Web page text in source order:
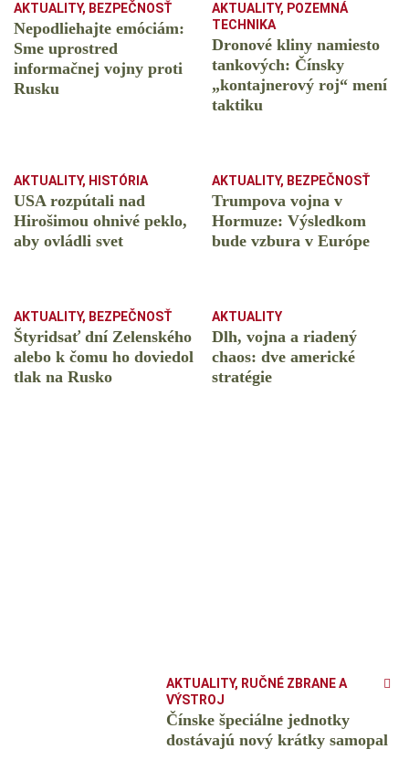
AKTUALITY, BEZPEČNOSŤ
Nepodliehajte emóciám:
Sme uprostred
informačnej vojny proti
Rusku
AKTUALITY, POZEMNÁ
TECHNIKA
Dronové kliny namiesto
tankových: Čínsky
️„kontajnerový roj“ mení
taktiku
AKTUALITY, HISTÓRIA
USA rozpútali nad
Hirošimou ohnivé peklo,
aby ovládli svet
AKTUALITY, BEZPEČNOSŤ
Trumpova vojna v
Hormuze: Výsledkom
bude vzbura v Európe
AKTUALITY, BEZPEČNOSŤ
Štyridsať dní Zelenského
alebo k čomu ho doviedol
tlak na Rusko
AKTUALITY
Dlh, vojna a riadený
chaos: dve americké
stratégie
AKTUALITY, RUČNÉ ZBRANE A
VÝSTROJ
Čínske špeciálne jednotky
dostávajú nový krátky samopal